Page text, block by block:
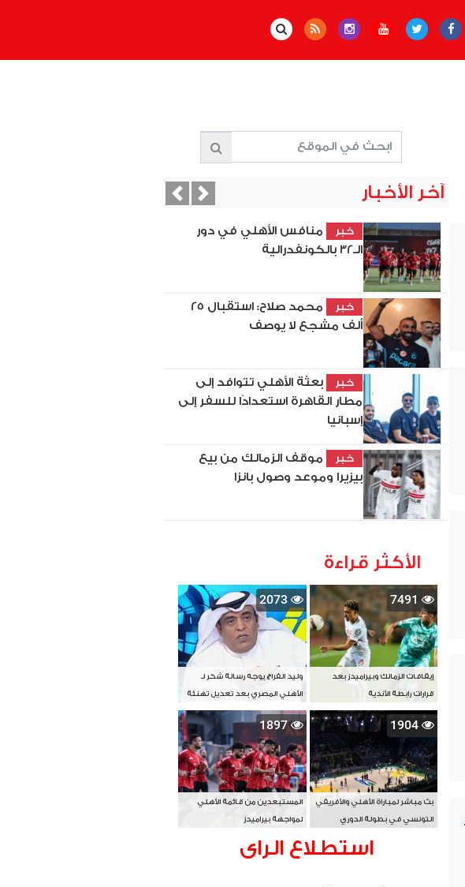
آخر الأخبار
خبر
منافس الأهلي في دور
الـ32 بالكونفدرالية
خبر
محمد صلاح: استقبال 25
ألف مشجع لا يوصف
خبر
بعثة الأهلي تتوافد إلى
مطار القاهرة استعدادًا للسفر إلى
إسبانيا
خبر
موقف الزمالك من بيع
بيزيرا وموعد وصول بانزا
PreviousNext
الأكثر قراءة
7491
إيقافات الزمالك وبيراميدز بعد
قرارات رابطة الأندية
2073
وليد الفراج يوجه رسالة شكر لـ
الأهلي المصري بعد تعديل تهنئة
بطل آسيا
1904
بث مباشر لمباراة الأهلي والأفريقي
التونسي في بطولة الدوري
1897
المستبعدين من قائمة الأهلي
لمواجهة بيراميدز
استطلاع الراى